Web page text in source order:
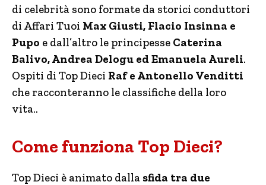
di celebrità sono formate da storici conduttori
di Affari Tuoi Max Giusti, Flacio Insinna e
Pupo e dall’altro le principesse Caterina
Balivo, Andrea Delogu ed Emanuela Aureli.
Ospiti di Top Dieci Raf e Antonello Venditti
che racconteranno le classifiche della loro
vita..
Come funziona Top Dieci?
Top Dieci è animato dalla sfida tra due